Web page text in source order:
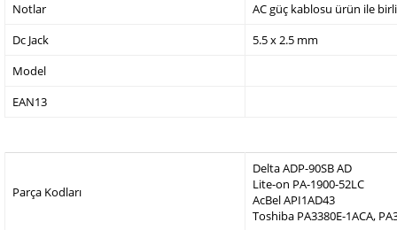
Notlar
AC güç kablosu ürün ile
Dc Jack
5.5 x 2.5 mm
Model
EAN13
Parça Kodları
Delta ADP-90SB AD
Lite-on PA-1900-52LC
AcBel API1AD43
Toshiba PA3380E-1ACA,